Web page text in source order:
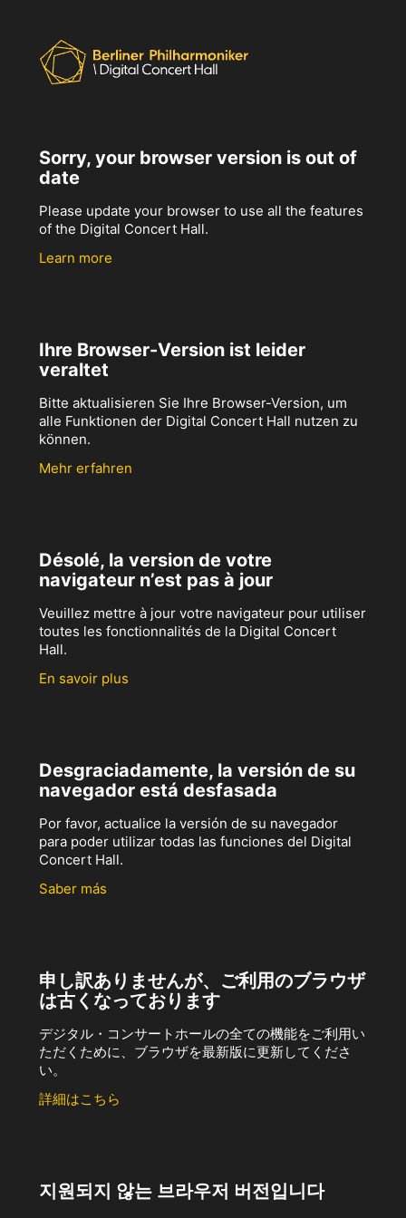
Sorry, your browser version is out of
date
Please update your browser to use all the features
of the Digital Concert Hall.
Learn more
Ihre Browser-Version ist leider
veraltet
Bitte aktualisieren Sie Ihre Browser-Version, um
alle Funktionen der Digital Concert Hall nutzen zu
können.
Mehr erfahren
Désolé, la version de votre
navigateur n’est pas à jour
Veuillez mettre à jour votre navigateur pour utiliser
toutes les fonctionnalités de la Digital Concert
Hall.
En savoir plus
Desgraciadamente, la versión de su
navegador está desfasada
Por favor, actualice la versión de su navegador
para poder utilizar todas las funciones del Digital
Concert Hall.
Saber más
申し訳ありませんが、ご利用のブラウザ
は古くなっております
デジタル・コンサートホールの全ての機能をご利用い
ただくために、ブラウザを最新版に更新してくださ
い。
詳細はこちら
지원되지 않는 브라우저 버전입니다